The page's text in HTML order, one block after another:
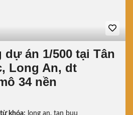
án 1/500 tại Tân
Long An, dt
34 nền
khóa: long an, tan buu